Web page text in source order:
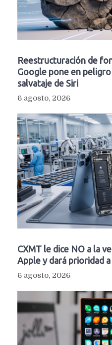
Reestructuración de
Google pone en
salvataje de Siri
6 agosto, 2026
CXMT le dice NO a la
Apple y dará prioridad
6 agosto, 2026